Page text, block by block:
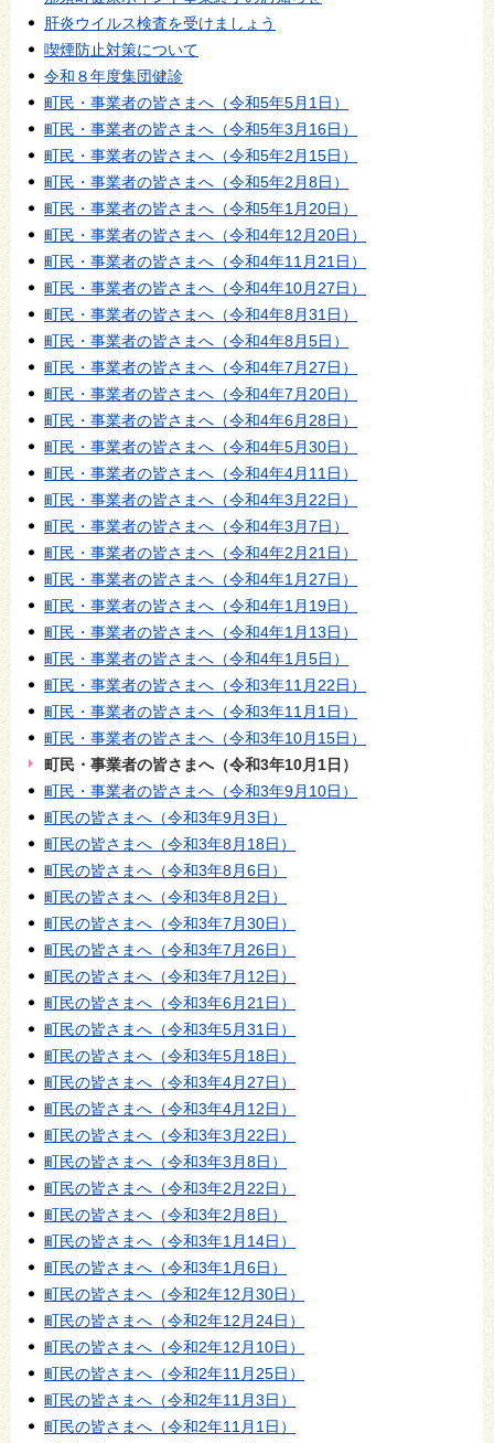
肝炎ウイルス検査を受けましょう
喫煙防止対策について
令和８年度集団健診
町民・事業者の皆さまへ（令和5年5月1日）
町民・事業者の皆さまへ（令和5年3月16日）
町民・事業者の皆さまへ（令和5年2月15日）
町民・事業者の皆さまへ（令和5年2月8日）
町民・事業者の皆さまへ（令和5年1月20日）
町民・事業者の皆さまへ（令和4年12月20日）
町民・事業者の皆さまへ（令和4年11月21日）
町民・事業者の皆さまへ（令和4年10月27日）
町民・事業者の皆さまへ（令和4年8月31日）
町民・事業者の皆さまへ（令和4年8月5日）
町民・事業者の皆さまへ（令和4年7月27日）
町民・事業者の皆さまへ（令和4年7月20日）
町民・事業者の皆さまへ（令和4年6月28日）
町民・事業者の皆さまへ（令和4年5月30日）
町民・事業者の皆さまへ（令和4年4月11日）
町民・事業者の皆さまへ（令和4年3月22日）
町民・事業者の皆さまへ（令和4年3月7日）
町民・事業者の皆さまへ（令和4年2月21日）
町民・事業者の皆さまへ（令和4年1月27日）
町民・事業者の皆さまへ（令和4年1月19日）
町民・事業者の皆さまへ（令和4年1月13日）
町民・事業者の皆さまへ（令和4年1月5日）
町民・事業者の皆さまへ（令和3年11月22日）
町民・事業者の皆さまへ（令和3年11月1日）
町民・事業者の皆さまへ（令和3年10月15日）
町民・事業者の皆さまへ（令和3年10月1日）
町民・事業者の皆さまへ（令和3年9月10日）
町民の皆さまへ（令和3年9月3日）
町民の皆さまへ（令和3年8月18日）
町民の皆さまへ（令和3年8月6日）
町民の皆さまへ（令和3年8月2日）
町民の皆さまへ（令和3年7月30日）
町民の皆さまへ（令和3年7月26日）
町民の皆さまへ（令和3年7月12日）
町民の皆さまへ（令和3年6月21日）
町民の皆さまへ（令和3年5月31日）
町民の皆さまへ（令和3年5月18日）
町民の皆さまへ（令和3年4月27日）
町民の皆さまへ（令和3年4月12日）
町民の皆さまへ（令和3年3月22日）
町民の皆さまへ（令和3年3月8日）
町民の皆さまへ（令和3年2月22日）
町民の皆さまへ（令和3年2月8日）
町民の皆さまへ（令和3年1月14日）
町民の皆さまへ（令和3年1月6日）
町民の皆さまへ（令和2年12月30日）
町民の皆さまへ（令和2年12月24日）
町民の皆さまへ（令和2年12月10日）
町民の皆さまへ（令和2年11月25日）
町民の皆さまへ（令和2年11月3日）
町民の皆さまへ（令和2年11月1日）